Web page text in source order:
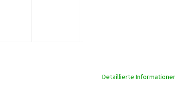
Detaillierte